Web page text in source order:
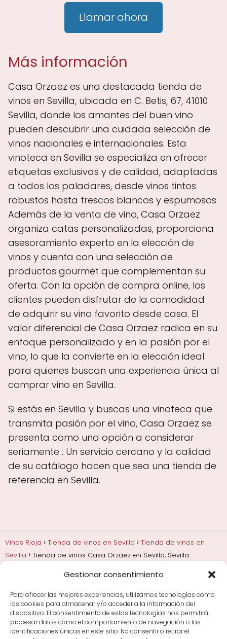
Gestionar consentimiento
Para ofrecer las mejores experiencias, utilizamos tecnologías como
las cookies para almacenar y/o acceder a la información del
dispositivo. El consentimiento de estas tecnologías nos permitirá
procesar datos como el comportamiento de navegación o las
identificaciones únicas en este sitio. No consentir o retirar el
Llamar ahora
Más información
Casa Orzaez es una destacada tienda de
vinos en Sevilla, ubicada en C. Betis, 67, 41010
Sevilla, donde los amantes del buen vino
pueden descubrir una cuidada selección de
vinos nacionales e internacionales. Esta
vinoteca en Sevilla se especializa en ofrecer
etiquetas exclusivas y de calidad, adaptadas
a todos los paladares, desde vinos tintos
robustos hasta frescos blancos y espumosos.
Además de la venta de vino, Casa Orzaez
organiza catas personalizadas, proporciona
asesoramiento experto en la elección de
vinos y cuenta con una selección de
productos gourmet que complementan su
oferta. Con la opción de compra online, los
clientes pueden disfrutar de la comodidad
de adquirir su vino favorito desde casa. El
valor diferencial de Casa Orzaez radica en su
enfoque personalizado y en la pasión por el
vino, lo que la convierte en la elección ideal
para quienes buscan una experiencia única al
comprar vino en Sevilla.
Si estás en Sevilla y buscas una vinoteca que
transmita pasión por el vino, Casa Orzaez se
presenta como una opción a considerar
seriamente . Un servicio cercano y la calidad
de su catálogo hacen que sea una tienda de
referencia en Sevilla.
Vinos Rioja Tienda de vinos en Sevilla
Tienda de vinos en
Sevilla
Tienda de vinos Casa Orzaez en Sevilla, Sevilla
Añadas, crianza y guarda
Bodegas y marcas de
Comprar vino
Rioja y guías de regalo
Cultura del vino y
curiosidades
Enoturismo en Rioja